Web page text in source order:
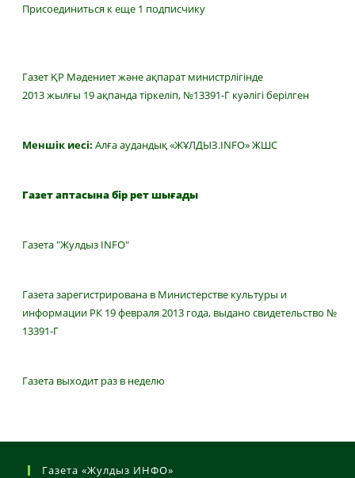
Присоединиться к еще 1 подписчику
Газет ҚР Мәдениет және ақпарат министрлігінде
2013 жылғы 19 ақпанда тіркеліп, №13391-Г куәлігі берілген
Меншік иесі: Алға аудандық «ЖҰЛДЫЗ.INFO» ЖШС
Газет аптасына бір рет шығады
Газета "Жулдыз INFO"
Газета зарегистрирована в Министерстве культуры и
информации РК 19 февраля 2013 года, выдано свидетельство №
13391-Г
Газета выходит раз в неделю
Газета «Жулдыз ИНФО»